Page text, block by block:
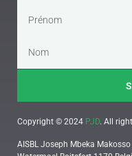
Copyright © 2024 PJD. All
AISBL Joseph Mbeka